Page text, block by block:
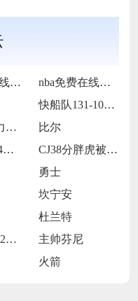
NBA直播在线观看
nba免费在线高清直播
快船队131-105战胜老鹰队
太阳109-99力克76人
比尔
华盛顿23+14莱夫利21+15 独行侠
CJ38分胖虎被禁赛 鹈鹕123-115
勇士
坎宁安
杜兰特
森林狼125-127不敌灰熊
主帅芬尼
火箭